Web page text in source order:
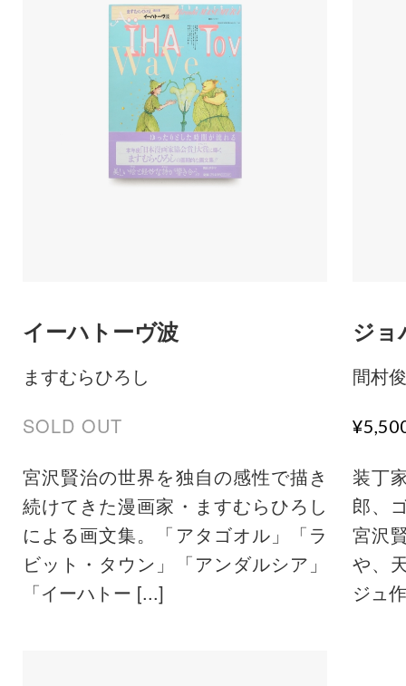
イーハトーヴ波
ますむらひろし
SOLD OUT
宮沢賢治の世界を独自の感性で描き
続けてきた漫画家・ますむらひろし
による画文集。「アタゴオル」「ラ
ビット・タウン」「アンダルシア」
「イーハトー [...]
ジョ
間村
装丁
郎、
宮沢
や、
ジュ